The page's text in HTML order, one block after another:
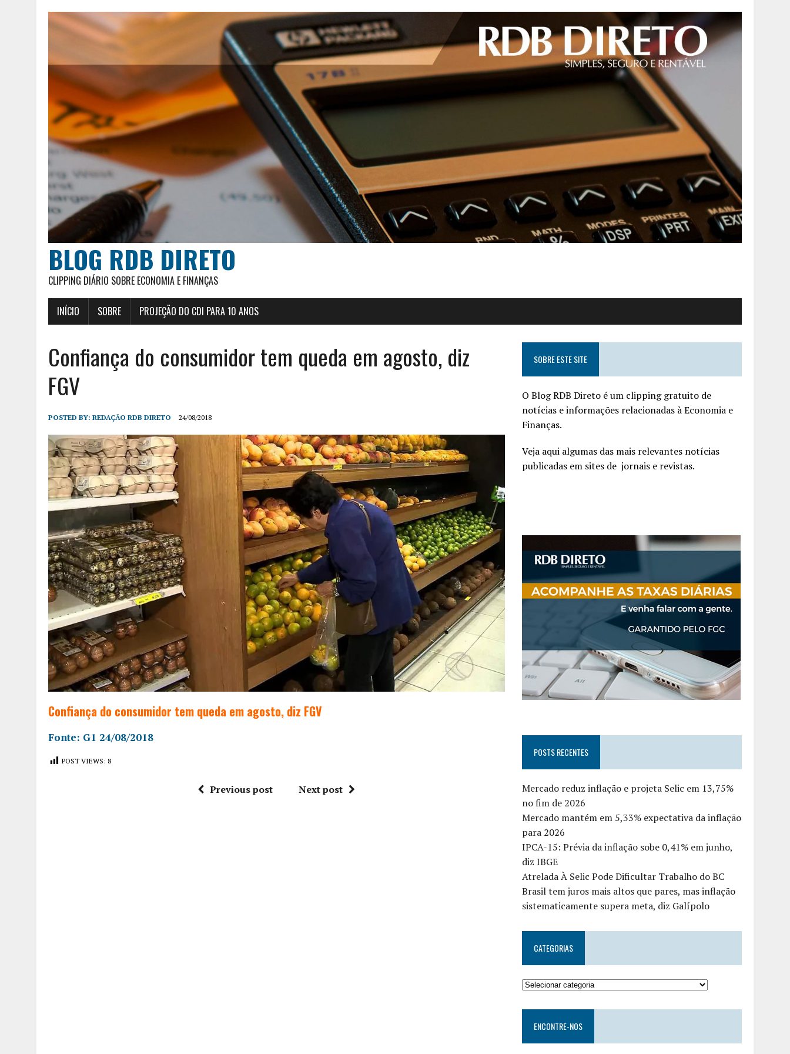
BLOG RDB DIRETO
CLIPPING DIÁRIO SOBRE ECONOMIA E FINANÇAS
INÍCIO SOBRE PROJEÇÃO DO CDI PARA 10 ANOS
Confiança do consumidor tem queda em agosto, diz
FGV
POSTED BY: REDAÇÃO RDB DIRETO 24/08/2018
Confiança do consumidor tem queda em agosto, diz FGV
Fonte: G1 24/08/2018
POST VIEWS: 8
Previous post Next post
SOBRE ESTE SITE
O Blog RDB Direto é um clipping gratuito de
notícias e informações relacionadas à Economia e
Finanças.
Veja aqui algumas das mais relevantes notícias
publicadas em sites de jornais e revistas.
POSTS RECENTES
Mercado reduz inflação e projeta Selic em 13,75%
no fim de 2026
Mercado mantém em 5,33% expectativa da inflação
para 2026
IPCA-15: Prévia da inflação sobe 0,41% em junho,
diz IBGE
Atrelada À Selic Pode Dificultar Trabalho do BC
Brasil tem juros mais altos que pares, mas inflação
sistematicamente supera meta, diz Galípolo
CATEGORIAS
ENCONTRE-NOS